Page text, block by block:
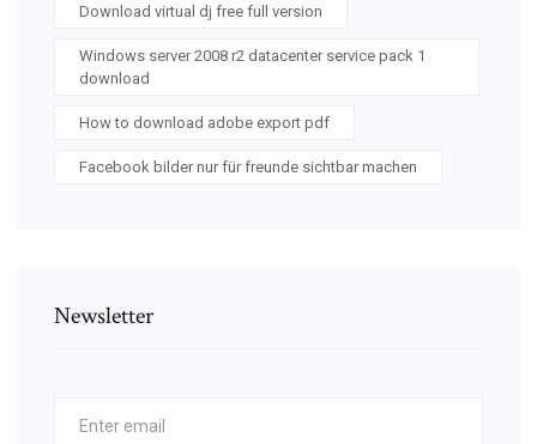
Download virtual dj free full version
Windows server 2008 r2 datacenter service pack 1
download
How to download adobe export pdf
Facebook bilder nur für freunde sichtbar machen
Newsletter